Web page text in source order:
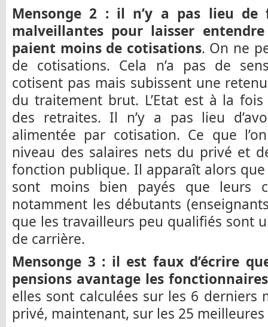
Mensonge 2 : il n’y a pas lieu de
malveillantes pour laisser
paient moins de cotisations. On ne
de cotisations. Cela n’a pas de
cotisent pas mais subissent une
du traitement brut. L’Etat est à la
des retraites. Il n’y a pas lieu
alimentée par cotisation. Ce que
niveau des salaires nets du privé et
fonction publique. Il apparaît alors
sont moins bien payés que leurs
notamment les débutants
que les travailleurs peu qualifiés sont
de carrière.
Mensonge 3 : il est faux d’écrire
pensions avantage les
elles sont calculées sur les 6 derniers
privé, maintenant, sur les 25 meilleures